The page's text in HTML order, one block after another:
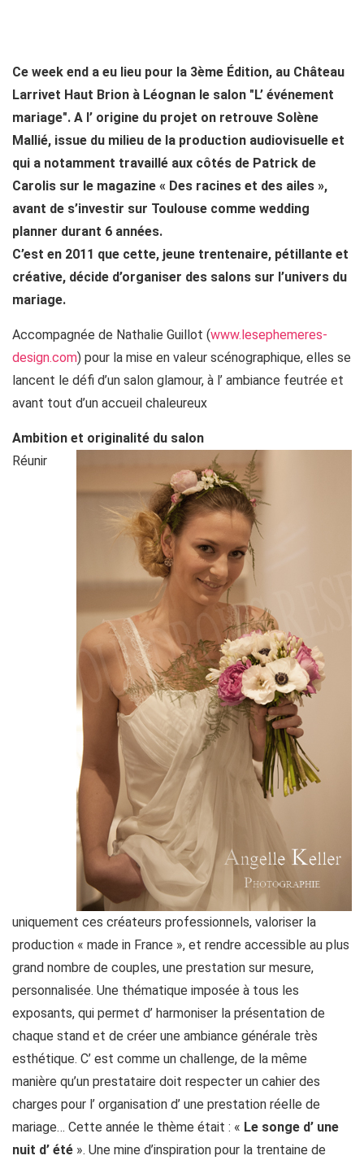
Ce week end a eu lieu pour la 3ème Édition, au Château
Larrivet Haut Brion à Léognan le salon "L’ événement
mariage". A l’ origine du projet on retrouve Solène
Mallié, issue du milieu de la production audiovisuelle et
qui a notamment travaillé aux côtés de Patrick de
Carolis sur le magazine « Des racines et des ailes »,
avant de s’investir sur Toulouse comme wedding
planner durant 6 années.
C’est en 2011 que cette, jeune trentenaire, pétillante et
créative, décide d’organiser des salons sur l’univers du
mariage.
Accompagnée de Nathalie Guillot (www.lesephemeres-
design.com) pour la mise en valeur scénographique, elles se
lancent le défi d’un salon glamour, à l’ ambiance feutrée et
avant tout d’un accueil chaleureux
Ambition et originalité du salon
Réunir
uniquement ces créateurs professionnels, valoriser la
production « made in France », et rendre accessible au plus
grand nombre de couples, une prestation sur mesure,
personnalisée. Une thématique imposée à tous les
exposants, qui permet d’ harmoniser la présentation de
chaque stand et de créer une ambiance générale très
esthétique. C’ est comme un challenge, de la même
manière qu’un prestataire doit respecter un cahier des
charges pour l’ organisation d’ une prestation réelle de
mariage… Cette année le thème était : « Le songe d’ une
nuit d’ été ». Une mine d’inspiration pour la trentaine de